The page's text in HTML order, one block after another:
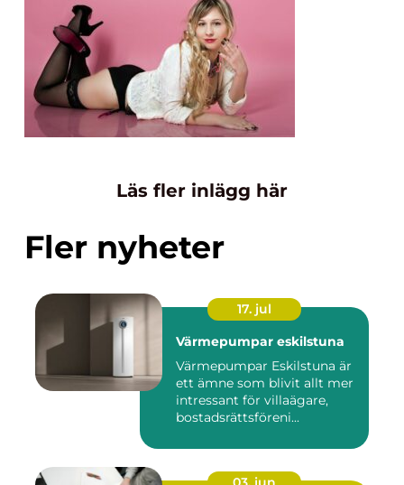
Läs fler inlägg här
Fler nyheter
17. jul
Värmepumpar eskilstuna
Värmepumpar Eskilstuna är
ett ämne som blivit allt mer
intressant för villaägare,
bostadsrättsföreni...